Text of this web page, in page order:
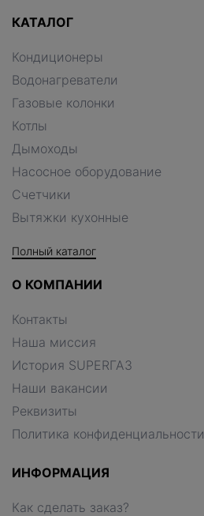
КАТАЛОГ
Кондиционеры
Водонагреватели
Газовые колонки
Котлы
Дымоходы
Насосное оборудование
Счетчики
Вытяжки кухонные
Полный каталог
О КОМПАНИИ
Контакты
Наша миссия
История SUPERГАЗ
Наши вакансии
Реквизиты
Политика конфиденциальности
ИНФОРМАЦИЯ
Как сделать заказ?